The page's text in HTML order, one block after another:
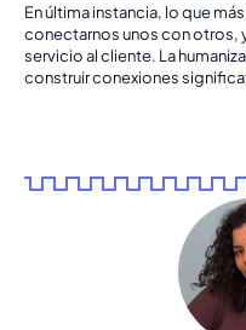
En última instancia, lo que
conectarnos unos con otros,
servicio al cliente. La
construir conexiones